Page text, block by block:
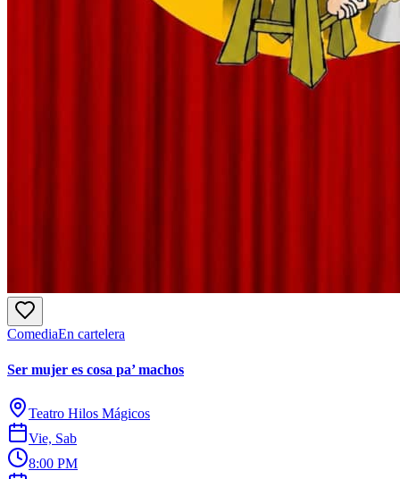
ComediaEn cartelera
Ser mujer es cosa pa’ machos
Teatro Hilos Mágicos
Vie, Sab
8:00 PM